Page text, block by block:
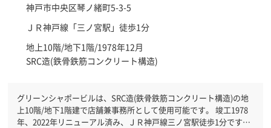
神戸市中央区琴ノ緒町5-3-5
ＪＲ神戸線「三ノ宮駅 」徒歩1分
地上10階/地下1階/1978年12月
SRC造(鉄骨鉄筋コンクリート構造)
グリーンシャポービルは、SRC造(鉄骨鉄筋コンクリート構造)の地
上10階/地下1階建で店舗兼事務所として使用可能です。 竣工1978
年、2022年リニューアル済み、ＪＲ神戸線三ノ宮駅徒歩1分です。